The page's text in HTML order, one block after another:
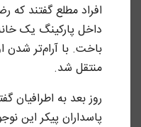
افراد مطلع گفتند که
داخل پارکینگ یک
باخت. با آرام‌تر شدن
منتقل شد.
روز بعد به اطرافیان
پاسداران پیکر این